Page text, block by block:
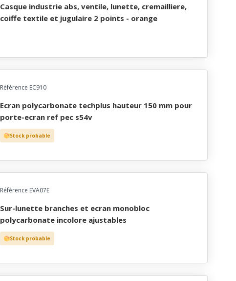
casque industrie abs, ventile, lunette, cremailliere,
coiffe textile et jugulaire 2 points - orange
Référence EC910
ecran polycarbonate techplus hauteur 150 mm pour
porte-ecran ref pec s54v
Stock probable
Référence EVA07E
sur-lunette branches et ecran monobloc
polycarbonate incolore ajustables
Stock probable